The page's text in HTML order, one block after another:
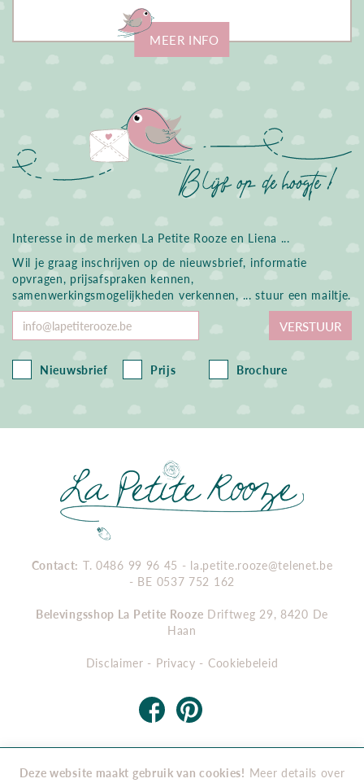
MEER INFO
Interesse in de merken La Petite Rooze en Liena ...
Wil je graag inschrijven op de nieuwsbrief, informatie
opvragen, prijsafspraken kennen,
samenwerkingsmogelijkheden verkennen, ... stuur een mailtje.
Voer
mailadres
in
VERSTUUR
Nieuwsbrief Prijs Brochure
Contact: T. 0486 99 96 45 - la.petite.rooze@telenet.be
- BE 0537 752 162
Belevingsshop La Petite Rooze Driftweg 29, 8420 De
Haan
Disclaimer - Privacy - Cookiebeleid
Copyright 2026 . Alle rechten voorbehouden -Algemene
Deze website maakt gebruik van cookies! Meer details over